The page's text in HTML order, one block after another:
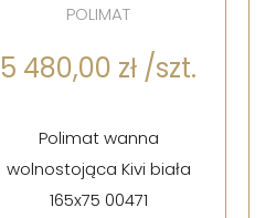
POLIMAT
5 480,00 zł /szt.
Polimat wanna
wolnostojąca Kivi biała
165x75 00471